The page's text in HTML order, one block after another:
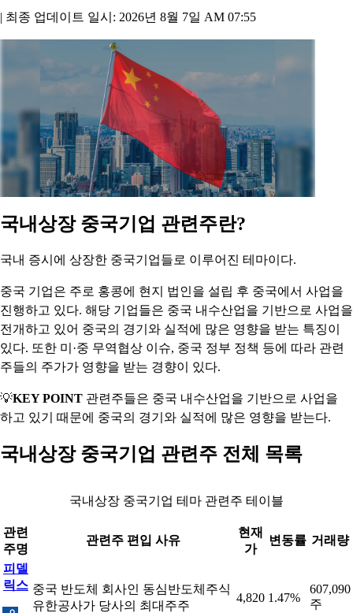
| 최종 업데이트 일시: 2026년 8월 7일 AM 07:55
국내상장 중국기업 관련주란?
국내 증시에 상장한 중국기업들로 이루어진 테마이다.
중국 기업은 주로 홍콩에 현지 법인을 설립 후 중국에서 사업을
진행하고 있다. 해당 기업들은 중국 내수산업을 기반으로 사업을
전개하고 있어 중국의 경기와 실적에 많은 영향을 받는 특징이
있다. 또한 미·중 무역협상 이슈, 중국 정부 정책 등에 따라 관련
주들의 주가가 영향을 받는 경향이 있다.
💡KEY POINT 관련주들은 중국 내수산업을 기반으로 사업을
하고 있기 때문에 중국의 경기와 실적에 많은 영향을 받는다.
국내상장 중국기업 관련주 전체 목록
국내상장 중국기업 테마 관련주 테이블
관련
주명
관련주 편입 사유
현재
가
변동률 거래량
피델
릭스 중국 반도체 회사인 동심반도체주식
유한공사가 당사의 최대주주
4,820 1.47%
607,090
주